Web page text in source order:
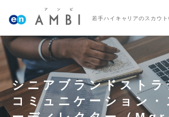
若手ハイキャリアのスカウト
シニアブランドスト
コミュニケーション